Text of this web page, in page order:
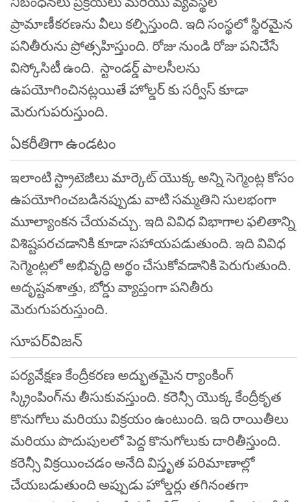
ప్రామాణీకరణను వీలు కల్పిస్తుంది. ఇది సంస్థలో స్థిరమైన
పనితీరును ప్రోత్సహిస్తుంది. రోజు నుండి రోజు పనిచేసే
విస్కోసిటీ ఉంది. స్టాండర్డ్ పాలసీలను
ఉపయోగించినట్లయితే హోల్డర్ కు సర్వీస్ కూడా
మెరుగుపరుస్తుంది.
ఏకరీతిగా ఉండటం
ఇలాంటి స్ట్రాటెజీలు మార్కెట్ యొక్క అన్ని సెగ్మెంట్ల కోసం
ఉపయోగించబడినప్పుడు వాటి సమ్మతిని సులభంగా
మూల్యాంకన చేయవచ్చు. ఇది వివిధ విభాగాల ఫలితాన్ని
విశిష్టపరచడానికి కూడా సహాయపడుతుంది. ఇది వివిధ
సెగ్మెంట్లలో అభివృద్ధి అర్థం చేసుకోవడానికి పెరుగుతుంది.
అదృష్టవశాత్తు, బోర్డు వ్యాప్తంగా పనితీరు
మెరుగుపరుస్తుంది.
సూపర్‌విజన్
పర్యవేక్షణ కేంద్రీకరణ అద్భుతమైన ర్యాంకింగ్
స్క్రింపింగ్‌ను తీసుకువస్తుంది. కరెన్సీ యొక్క కేంద్రీకృత
కొనుగోలు మరియు విక్రయం ఉంటుంది. ఇది రాయితీలు
మరియు పొదుపులలో పెద్ద కొనుగోలుకు దారితీస్తుంది.
కరెన్సీ విక్రయించడం అనేది విస్తృత పరిమాణాల్లో
చేయబడుతుంది అప్పుడు హోల్డర్లు తగినంతగా